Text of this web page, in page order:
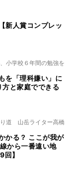
新人賞コンプレッ
小学校６年間の勉強を
を「理科嫌い」に
と家庭でできる
り道 山岳ライター高橋
かる？ ここが我が
から一番遠い地
】